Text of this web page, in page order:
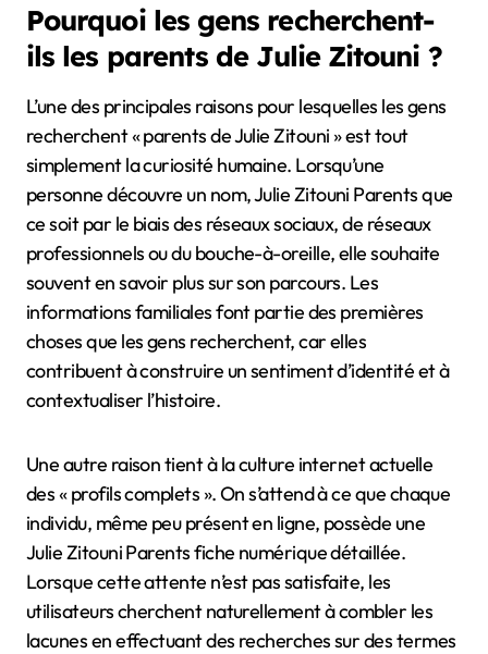
Pourquoi les gens recherchent-
ils les parents de Julie Zitouni ?
L’une des principales raisons pour lesquelles les gens
recherchent « parents de Julie Zitouni » est tout
simplement la curiosité humaine. Lorsqu’une
personne découvre un nom, Julie Zitouni Parents que
ce soit par le biais des réseaux sociaux, de réseaux
professionnels ou du bouche-à-oreille, elle souhaite
souvent en savoir plus sur son parcours. Les
informations familiales font partie des premières
choses que les gens recherchent, car elles
contribuent à construire un sentiment d’identité et à
contextualiser l’histoire.
Une autre raison tient à la culture internet actuelle
des « profils complets ». On s’attend à ce que chaque
individu, même peu présent en ligne, possède une
Julie Zitouni Parents fiche numérique détaillée.
Lorsque cette attente n’est pas satisfaite, les
utilisateurs cherchent naturellement à combler les
lacunes en effectuant des recherches sur des termes